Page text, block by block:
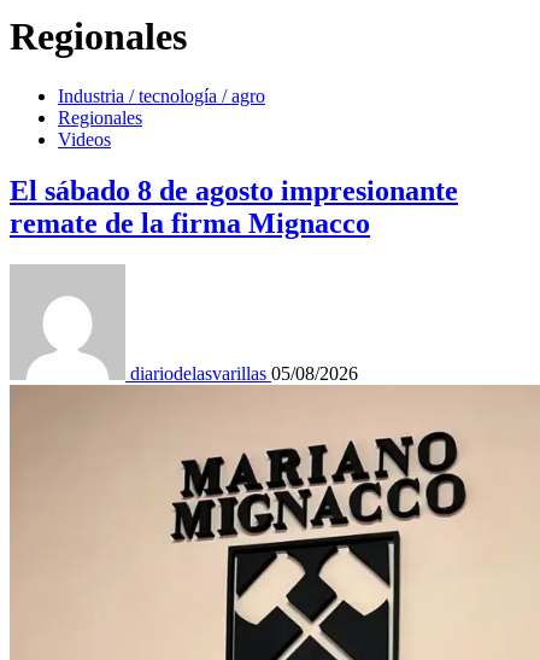
Regionales
Industria / tecnología / agro
Regionales
Videos
El sábado 8 de agosto impresionante
remate de la firma Mignacco
diariodelasvarillas 05/08/2026